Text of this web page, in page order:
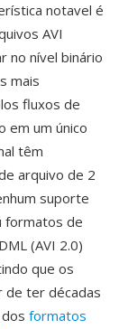
notavel é
AVI
no nível binário
mais
fluxos de
em um único
têm
arquivo de 2
suporte
formatos de
(AVI 2.0)
que os
de ter décadas
formatos